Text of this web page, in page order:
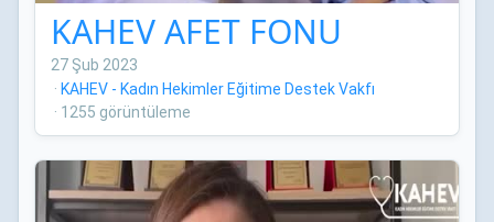
KAHEV AFET FONU
27 Şub 2023
· KAHEV - Kadın Hekimler Eğitime Destek Vakfı
· 1255 görüntüleme